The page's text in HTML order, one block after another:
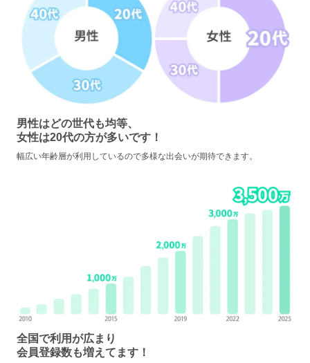
男性はどの世代も均等、
女性は20代の方が多いです！
幅広い年齢層が利用しているので多様な出会いが期待できます。
全国で利用が広まり
会員登録数も増えてます！